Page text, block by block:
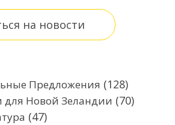
на новости
Предложения (128)
для Новой Зеландии (70)
(47)